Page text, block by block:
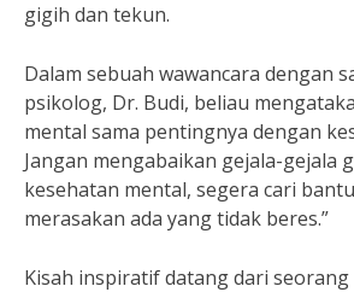
gigih dan tekun.
Dalam sebuah wawancara dengan
psikolog, Dr. Budi, beliau
mental sama pentingnya dengan
Jangan mengabaikan gejala-gejala
kesehatan mental, segera cari
merasakan ada yang tidak beres.”
Kisah inspiratif datang dari seorang